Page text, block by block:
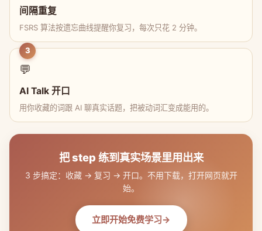
间隔重复
FSRS 算法按遗忘曲线提醒你复习，每次只花 2 分钟。
3
💬
AI Talk 开口
用你收藏的词跟 AI 聊真实话题，把被动词汇变成能用的。
把 step 练到真实场景里用出来
3 步搞定：收藏 → 复习 → 开口。不用下载，打开网页就开
始。
立即开始免费学习